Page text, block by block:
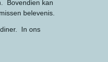
Bovendien kan
belevenis.
In ons